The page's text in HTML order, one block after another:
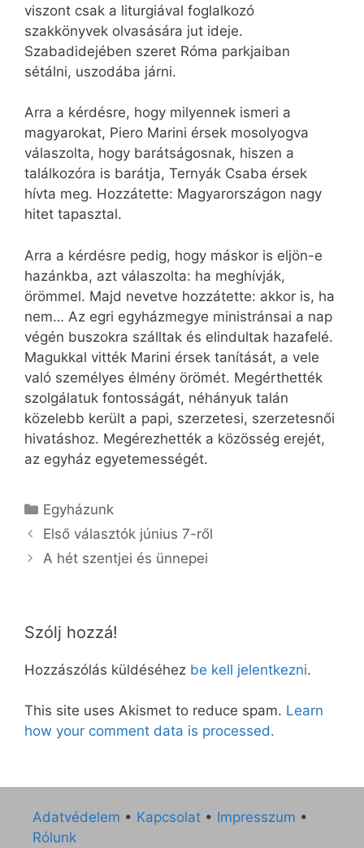
viszont csak a liturgiával foglalkozó
szakkönyvek olvasására jut ideje.
Szabadidejében szeret Róma parkjaiban
sétálni, uszodába járni.
Arra a kérdésre, hogy milyennek ismeri a
magyarokat, Piero Marini érsek mosolyogva
válaszolta, hogy barátságosnak, hiszen a
találkozóra is barátja, Ternyák Csaba érsek
hívta meg. Hozzátette: Magyarországon nagy
hitet tapasztal.
Arra a kérdésre pedig, hogy máskor is eljön-e
hazánkba, azt válaszolta: ha meghívják,
örömmel. Majd nevetve hozzátette: akkor is, ha
nem… Az egri egyházmegye ministránsai a nap
végén buszokra szálltak és elindultak hazafelé.
Magukkal vitték Marini érsek tanítását, a vele
való személyes élmény örömét. Megérthették
szolgálatuk fontosságát, néhányuk talán
közelebb került a papi, szerzetesi, szerzetesnői
hivatáshoz. Megérezhették a közösség erejét,
az egyház egyetemességét.
Kategória
Egyházunk
Első választók június 7-ről
A hét szentjei és ünnepei
Szólj hozzá!
Hozzászólás küldéséhez be kell jelentkezni.
This site uses Akismet to reduce spam. Learn
how your comment data is processed.
Adatvédelem • Kapcsolat • Impresszum •
Rólunk